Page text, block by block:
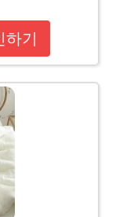
하기